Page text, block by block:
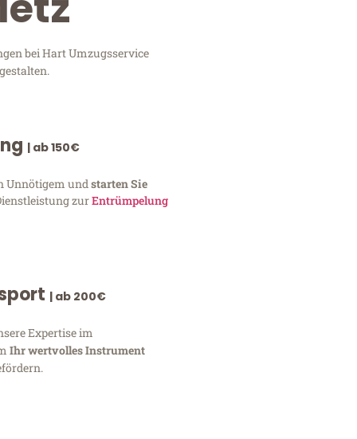
bei Hart Umzugsservice
| ab 150€
Unnötigem und starten Sie
zurEntrümpelung
| ab 200€
Expertise im
Ihr wertvolles Instrument